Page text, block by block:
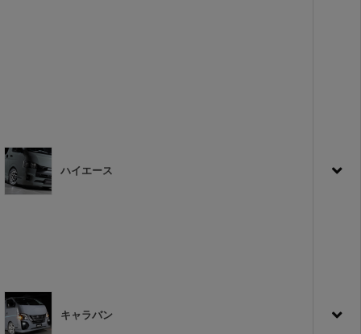
ハイエース
キャラバン